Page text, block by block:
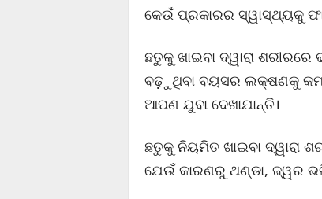
କେଉଁ ପ୍ରକାରର ସ୍ୱାସ୍ଥ୍ୟକୁ
ଛତୁକୁ ଖାଇବା ଦ୍ୱାରା
ବଢ଼ୁଥିବା ବୟସର ଲକ୍ଷଣକୁ କମ୍‌
ଆପଣ ଯୁବା ଦେଖାଯାନ୍ତି।
ଛତୁକୁ ନିୟମିତ ଖାଇବା ଦ୍ୱାରା
ଯେଉଁ କାରଣରୁ ଥଣ୍ଡା, ଜ୍ୱର